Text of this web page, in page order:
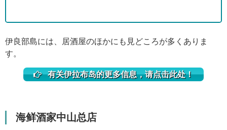
伊良部島には、居酒屋のほかにも見どころが多くありま
す。
有关伊拉布岛的更多信息，请点击此处！
海鲜酒家中山总店